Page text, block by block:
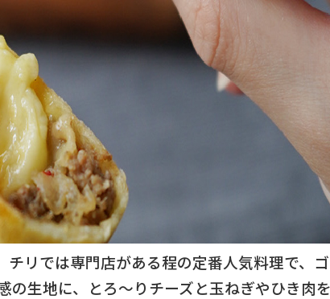
リでは専門店がある程の定番人気料理で、
の生地に、とろ～りチーズと玉ねぎやひき肉